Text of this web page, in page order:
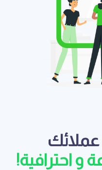
احترافية!